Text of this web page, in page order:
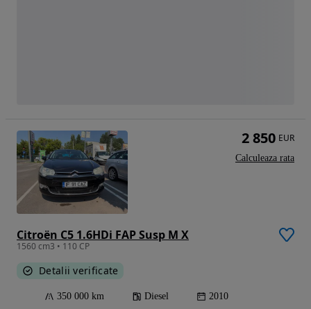
Citroën C5 1.6HDi FAP Susp M X
1560 cm3 • 110 CP
Detalii verificate
350 000 km Diesel 2010
2 850 EUR
Calculeaza rata